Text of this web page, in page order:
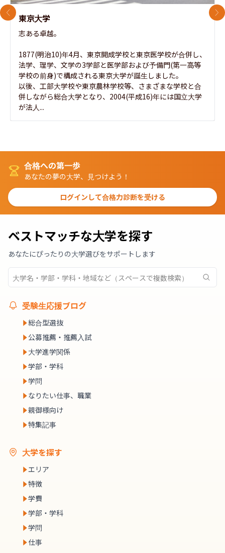
東京大学
志ある卓越。
1877(明治10)年4月、東京開成学校と東京医学校が合併し、
法学、理学、文学の3学部と医学部および予備門(第一高等
学校の前身)で構成される東京大学が誕生しました。
以後、工部大学校や東京農林学校等、さまざまな学校と合
併しながら総合大学となり、2004(平成16)年には国立大学
が法人...
前のスライド 次
合格への第一歩
あなたの夢の大学、見つけよう！
ログインして合格力診断を受ける
ベストマッチな大学を探す
あなたにぴったりの大学選びをサポートします
受験生応援ブログ
総合型選抜
公募推薦・推薦入試
大学進学関係
学部・学科
学問
なりたい仕事、職業
親御様向け
特集記事
大学を探す
エリア
特徴
学費
学部・学科
学問
仕事